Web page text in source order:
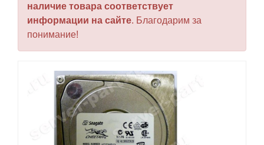
наличие товара соответствует
информации на сайте. Благодарим за
понимание!